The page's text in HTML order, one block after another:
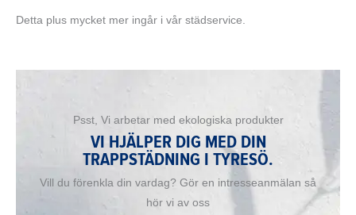
Detta plus mycket mer ingår i vår städservice.
Psst, Vi arbetar med ekologiska produkter
VI HJÄLPER DIG MED DIN
TRAPPSTÄDNING I TYRESÖ.
Vill du förenkla din vardag? Gör en intresseanmälan så
hör vi av oss